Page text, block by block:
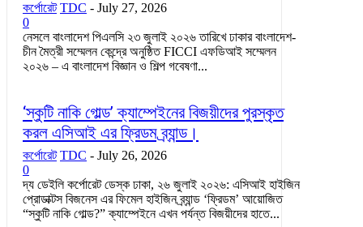
কর্পোরেট TDC - July 27, 2026
0
নেসলে বাংলাদেশ পিএলসি ২৩ জুলাই ২০২৬ তারিখে ঢাকার বাংলাদেশ-
চীন মৈত্রী সম্মেলন কেন্দ্রে অনুষ্ঠিত FICCI এফডিআই সম্মেলন
২০২৬ – এ বাংলাদেশ বিজ্ঞান ও শিল্প গবেষণা...
‘স্কুটি নাকি গোল্ড’ ক্যাম্পেইনের বিজয়ীদের পুরস্কৃত
করল এসিআই এর ফ্রিডম ব্র্যান্ড।
কর্পোরেট TDC - July 26, 2026
0
দ্য ডেইলি কর্পোরেট ডেস্ক ঢাকা, ২৬ জুলাই ২০২৬: এসিআই হাইজিন
প্রোডাক্টস বিজনেস এর ফিমেল হাইজিন ব্র্যান্ড ‘ফ্রিডম’ আয়োজিত
“স্কুটি নাকি গোল্ড?” ক্যাম্পেইনে এখন পর্যন্ত বিজয়ীদের হাতে...